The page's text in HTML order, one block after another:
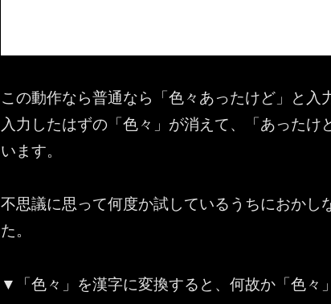
この動作なら普通なら「色々あったけど」と入
入力したはずの「色々」が消えて、「あったけ
います。
不思議に思って何度か試しているうちにおかし
た。
▼「色々」を漢字に変換すると、何故か「色々